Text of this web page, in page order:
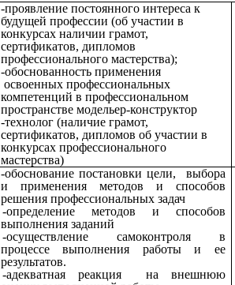
-проявление постоянного интереса к
будущей профессии (об участии в
конкурсах наличии грамот,
сертификатов, дипломов
профессионального мастерства);
-обоснованность применения
освоенных профессиональных
компетенций в профессиональном
пространстве модельер-конструктор
-технолог (наличие грамот,
сертификатов, дипломов об участии в
конкурсах профессионального
мастерства)
-обоснование постановки цели, выбора
и применения методов и способов
решения профессиональных задач
-определение методов и способов
выполнения заданий
-осуществление самоконтроля в
процессе выполнения работы и ее
результатов.
-адекватная реакция на внешнюю